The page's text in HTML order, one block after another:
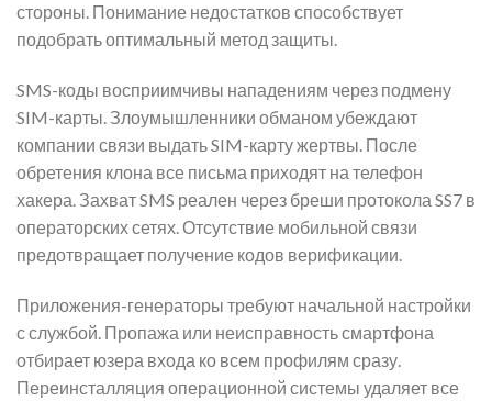
стороны. Понимание недостатков способствует
подобрать оптимальный метод защиты.
SMS-коды восприимчивы нападениям через подмену
SIM-карты. Злоумышленники обманом убеждают
компании связи выдать SIM-карту жертвы. После
обретения клона все письма приходят на телефон
хакера. Захват SMS реален через бреши протокола SS7 в
операторских сетях. Отсутствие мобильной связи
предотвращает получение кодов верификации.
Приложения-генераторы требуют начальной настройки
с службой. Пропажа или неисправность смартфона
отбирает юзера входа ко всем профилям сразу.
Переинсталляция операционной системы удаляет все